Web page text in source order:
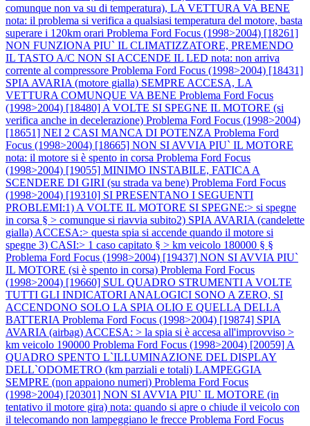
comunque non va su di temperatura), LA VETTURA VA BENE
nota: il problema si verifica a qualsiasi temperatura del motore, basta
superare i 120km orari Problema Ford Focus (1998>2004) [18261]
NON FUNZIONA PIU` IL CLIMATIZZATORE, PREMENDO
IL TASTO A/C NON SI ACCENDE IL LED nota: non arriva
corrente al compressore Problema Ford Focus (1998>2004) [18431]
SPIA AVARIA (motore gialla) SEMPRE ACCESA, LA
VETTURA COMUNQUE VA BENE Problema Ford Focus
(1998>2004) [18480] A VOLTE SI SPEGNE IL MOTORE (si
verifica anche in decelerazione) Problema Ford Focus (1998>2004)
[18651] NEI 2 CASI MANCA DI POTENZA Problema Ford
Focus (1998>2004) [18665] NON SI AVVIA PIU` IL MOTORE
nota: il motore si è spento in corsa Problema Ford Focus
(1998>2004) [19055] MINIMO INSTABILE, FATICA A
SCENDERE DI GIRI (su strada va bene) Problema Ford Focus
(1998>2004) [19310] SI PRESENTANO I SEGUENTI
PROBLEMI:1) A VOLTE IL MOTORE SI SPEGNE:> si spegne
in corsa § > comunque si riavvia subito2) SPIA AVARIA (candelette
gialla) ACCESA:> questa spia si accende quando il motore si
spegne 3) CASI:> 1 caso capitato § > km veicolo 180000 § §
Problema Ford Focus (1998>2004) [19437] NON SI AVVIA PIU`
IL MOTORE (si è spento in corsa) Problema Ford Focus
(1998>2004) [19660] SUL QUADRO STRUMENTI A VOLTE
TUTTI GLI INDICATORI ANALOGICI SONO A ZERO, SI
ACCENDONO SOLO LA SPIA OLIO E QUELLA DELLA
BATTERIA Problema Ford Focus (1998>2004) [19874] SPIA
AVARIA (airbag) ACCESA: > la spia si è accesa all'improvviso >
km veicolo 190000 Problema Ford Focus (1998>2004) [20059] A
QUADRO SPENTO L`ILLUMINAZIONE DEL DISPLAY
DELL`ODOMETRO (km parziali e totali) LAMPEGGIA
SEMPRE (non appaiono numeri) Problema Ford Focus
(1998>2004) [20301] NON SI AVVIA PIU` IL MOTORE (in
tentativo il motore gira) nota: quando si apre o chiude il veicolo con
il telecomando non lampeggiano le frecce Problema Ford Focus